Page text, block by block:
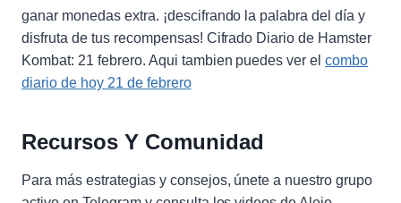
ganar monedas extra. ¡descifrando la palabra del día y
disfruta de tus recompensas! Cifrado Diario de Hamster
Kombat: 21 febrero. Aqui tambien puedes ver elcombo
diario de hoy 21 de febrero
Recursos Y Comunidad
Para más estrategias y consejos, únete a nuestro grupo